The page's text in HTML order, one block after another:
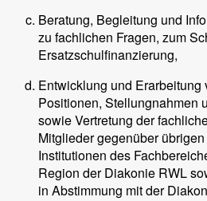
Beratung, Begleitung und
zu fachlichen Fragen, zum
Ersatzschulfinanzierung,
Entwicklung und Erarbeitung
Positionen, Stellungnahmen
sowie Vertretung der
Mitglieder gegenüber
Institutionen des
Region der Diakonie RWL
in Abstimmung mit der